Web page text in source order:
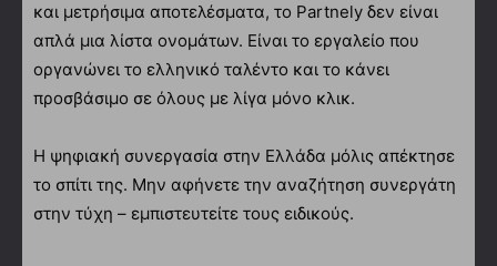
και μετρήσιμα αποτελέσματα, το Partnely δεν είναι
απλά μια λίστα ονομάτων. Είναι το εργαλείο που
οργανώνει το ελληνικό ταλέντο και το κάνει
προσβάσιμο σε όλους με λίγα μόνο κλικ.
Η ψηφιακή συνεργασία στην Ελλάδα μόλις απέκτησε
το σπίτι της. Μην αφήνετε την αναζήτηση συνεργάτη
στην τύχη – εμπιστευτείτε τους ειδικούς.